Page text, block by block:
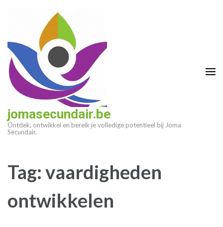
(druk
enter)
jomasecundair.be
Ontdek, ontwikkel en bereik je volledige potentieel bij Joma
Secundair.
Tag:vaardigheden
ontwikkelen